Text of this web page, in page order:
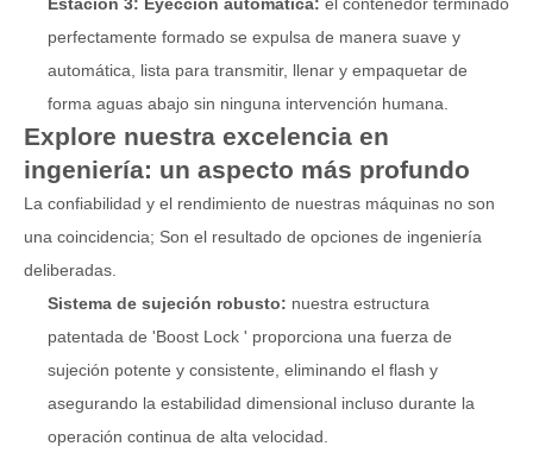
perfectamente formado se expulsa de manera suave y
automática, lista para transmitir, llenar y empaquetar de
forma aguas abajo sin ninguna intervención humana.
Explore nuestra excelencia en
ingeniería: un aspecto más profundo
La confiabilidad y el rendimiento de nuestras máquinas no son
una coincidencia; Son el resultado de opciones de ingeniería
deliberadas.
Sistema de sujeción robusto: nuestra estructura
patentada de 'Boost Lock ' proporciona una fuerza de
sujeción potente y consistente, eliminando el flash y
asegurando la estabilidad dimensional incluso durante la
operación continua de alta velocidad.